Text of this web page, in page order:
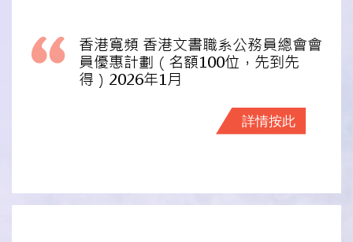
香港寬頻 香港文書職系公務員總會會
員優惠計劃（名額100位，先到先
得）2026年1月
詳情按此